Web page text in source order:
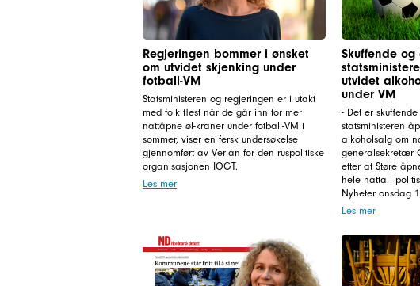
Regjeringen bommer i ønsket
om utvidet skjenking under
fotball-VM
Statsministeren og regjeringen er i utakt
med folk flest når de går inn for mer
nattåpne øl-kraner under fotball-VM i
sommer, viser en fersk undersøkelse
gjennomført av Verian for den ruspolitiske
organisasjonen IOGT.
Les mer
Skuffende
utvidet
under VM
- Det er
statsministeren
alkoholsalg om
generalsekretær
etter at Støre
hele natta i
Nyheter onsdag
Les mer